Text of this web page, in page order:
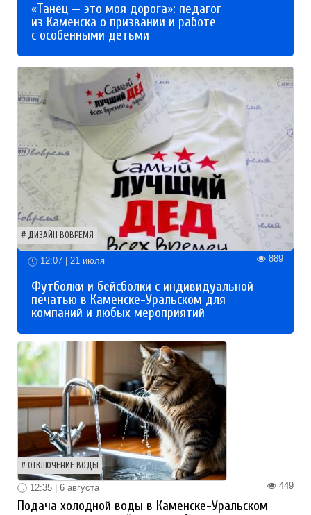
«Танец — это моя дорога»: педагог
из Каменска о призвании и работе
с особенными детьми
ДИЗАЙН ВОВРЕМЯ
12:07 | 21 июля 889
Футболки и бейсболки с индивидуальной
печатью в Каменске-Уральском для
компаний и любых мероприятий
ОТКЛЮЧЕНИЕ ВОДЫ
449
12:35 | 6 августа
Подача холодной воды в Каменске-Уральском